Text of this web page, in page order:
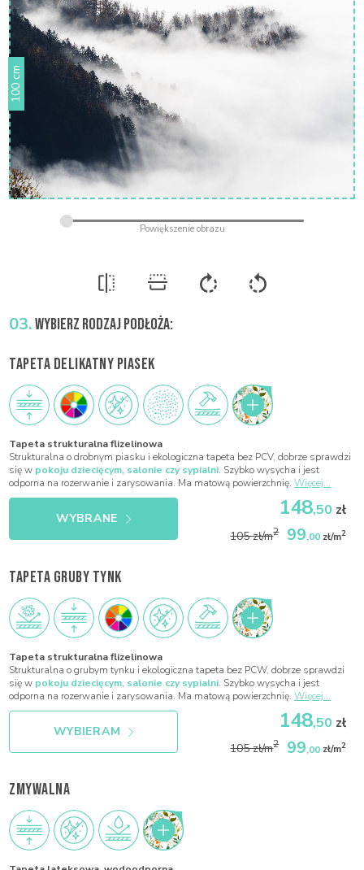
03.WYBIERZ RODZAJ PODŁOŻA:
TAPETA DELIKATNY PIASEK
Tapeta strukturalna flizelinowa
Strukturalna o drobnym piasku i ekologiczna tapeta bez PCV, dobrze sprawdzi
się w pokoju dziecięcym, salonie czy sypialni. Szybko wysycha i jest
odporna na rozerwanie i zarysowania. Ma matową powierzchnię.Więcej...
WYBRANE 148,50 zł
105 zł/m2 99,00 zł/m2
TAPETA GRUBY TYNK
Tapeta strukturalna flizelinowa
Strukturalna o grubym tynku i ekologiczna tapeta bez PCW, dobrze sprawdzi
się w pokoju dziecięcym, salonie czy sypialni. Szybko wysycha i jest
odporna na rozerwanie i zarysowania. Ma matową powierzchnię.Więcej...
WYBIERAM 148,50 zł
105 zł/m2 99,00 zł/m2
ZMYWALNA